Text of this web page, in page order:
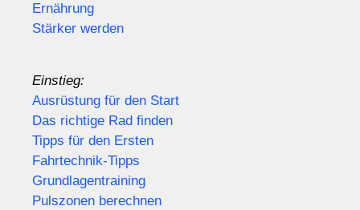
Ernährung
Stärker werden
Einstieg:
Ausrüstung für den Start
Das richtige Rad finden
Tipps für den Ersten
Fahrtechnik-Tipps
Grundlagentraining
Pulszonen berechnen